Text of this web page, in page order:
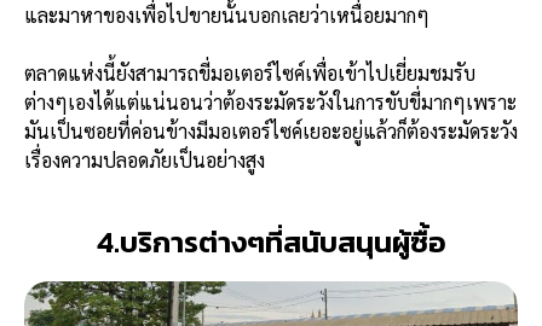
และมาหาของเพื่อไปขายนั้นบอกเลยว่าเหนื่อยมากๆ
ตลาดแห่งนี้ยังสามารถขี่มอเตอร์ไซค์เพื่อเข้าไปเยี่ยมชมรับ
ต่างๆเองได้แต่แน่นอนว่าต้องระมัดระวังในการขับขี่มากๆเพราะ
มันเป็นซอยที่ค่อนข้างมีมอเตอร์ไซค์เยอะอยู่แล้วก็ต้องระมัดระวัง
เรื่องความปลอดภัยเป็นอย่างสูง
4.บริการต่างๆที่สนับสนุนผู้ซื้อ